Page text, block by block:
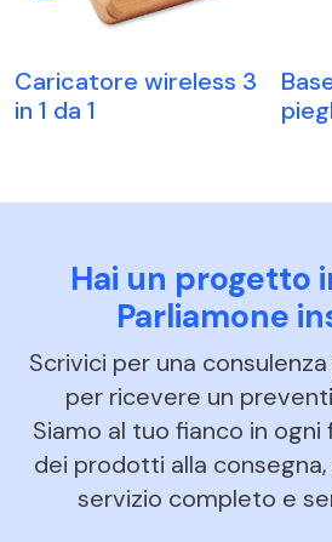
Caricatore wireless 3
in 1 da 1
Hai un progetto
Parliamone
Scrivici per una
per ricevere un
Siamo al tuo fianco in ogni
dei prodotti alla
servizio completo e